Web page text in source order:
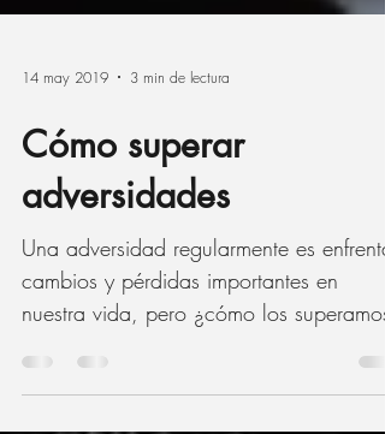
14 may 2019 3 min de lectura
Cómo superar
adversidades
Una adversidad regularmente es enfrentar
nuestra vida, pero ¿cómo los